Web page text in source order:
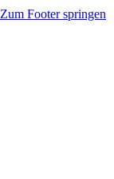
Zum Footer springen